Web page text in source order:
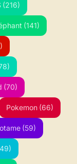
(216)
(141)
(70)
Pokemon (66)
(59)